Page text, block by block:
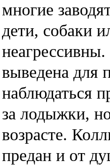
многие
дети, собаки
выведена для
наблюдаться
за лодыжки,
возрасте.
предан и от